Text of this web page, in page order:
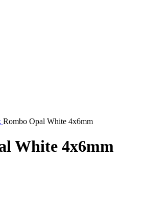
Rombo Opal White 4x6mm
White 4x6mm